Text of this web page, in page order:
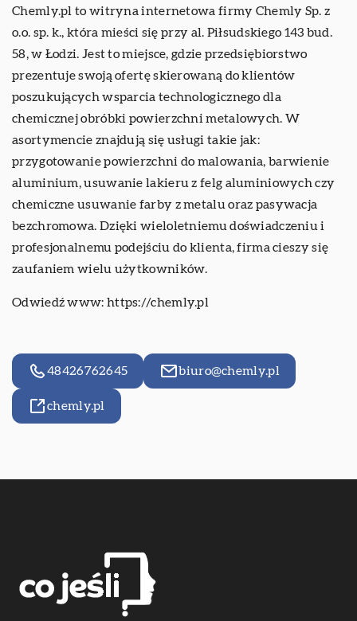
Chemly.pl to witryna internetowa firmy Chemly Sp. z
o.o. sp. k., która mieści się przy al. Piłsudskiego 143 bud.
58, w Łodzi. Jest to miejsce, gdzie przedsiębiorstwo
prezentuje swoją ofertę skierowaną do klientów
poszukujących wsparcia technologicznego dla
chemicznej obróbki powierzchni metalowych. W
asortymencie znajdują się usługi takie jak:
przygotowanie powierzchni do malowania, barwienie
aluminium, usuwanie lakieru z felg aluminiowych czy
chemiczne usuwanie farby z metalu oraz pasywacja
bezchromowa. Dzięki wieloletniemu doświadczeniu i
profesjonalnemu podejściu do klienta, firma cieszy się
zaufaniem wielu użytkowników.
Odwiedź www: https://chemly.pl
48426762645 biuro@chemly.pl
chemly.pl